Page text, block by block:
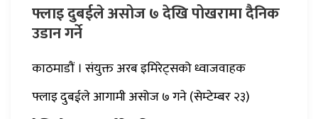
फ्लाइ दुबईले असोज ७ देखि पोखरामा दैनिक
उडान गर्ने
काठमाडौं । संयुक्त अरब इमिरेट्सको ध्वाजवाहक
फ्लाइ दुबईले आगामी असोज ७ गने (सेम्टेम्बर २३)